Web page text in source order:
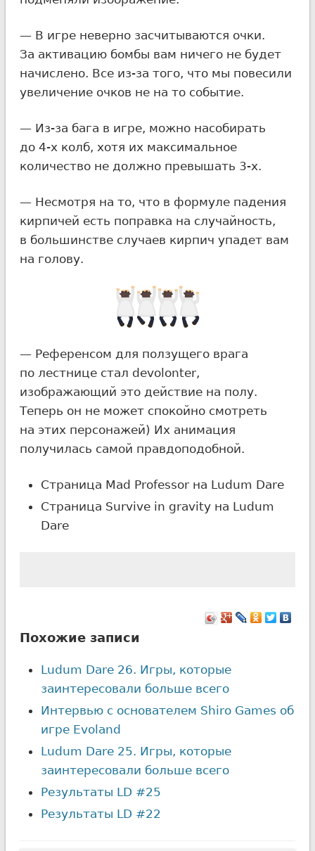
— В игре неверно засчитываются очки.
За активацию бомбы вам ничего не будет
начислено. Все из-за того, что мы повесили
увеличение очков не на то событие.
— Из-за бага в игре, можно насобирать
до 4-хколб, хотя их максимальное
количество не должно превышать 3-х.
— Несмотря на то, что в формуле падения
кирпичей есть поправка на случайность,
в большинстве случаев кирпич упадет вам
на голову.
— Референсом для ползущего врага
по лестнице стал devolonter,
изображающий это действие на полу.
Теперь он не может спокойно смотреть
на этих персонажей) Их анимация
получилась самой правдоподобной.
Страница Mad Professor на Ludum Dare
Страница Survive in gravity на Ludum
Dare
Похожие записи
Ludum Dare 26. Игры, которые
заинтересовали больше всего
Интервью с основателем Shiro Games об
игре Evoland
Ludum Dare 25. Игры, которые
заинтересовали больше всего
Результаты LD #25
Результаты LD #22